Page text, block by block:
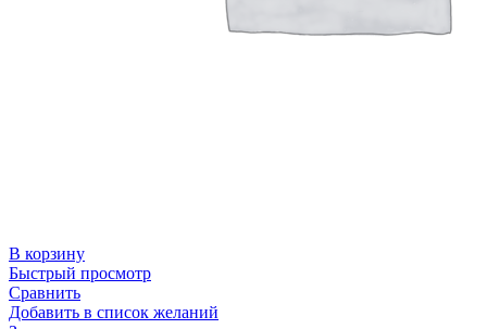
В корзину
Быстрый просмотр
Сравнить
Добавить в список желаний